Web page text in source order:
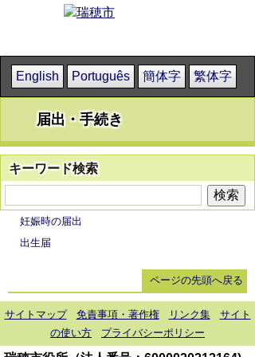
English Português 簡体字 繁体字
届出・手続き
キーワード検索
妊娠時の届出
出生届
ページの先頭へ戻る
サイトマップ 免責事項・著作権 リンク集
サイト
の使い方
プライバシーポリシー